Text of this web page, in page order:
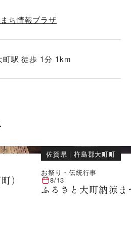
ち情報プラザ
町駅 徒歩 1分 1km
）
佐賀県 ｜杵島郡大町町
お祭り・伝統行事
8/13
ふるさと大町納涼ま